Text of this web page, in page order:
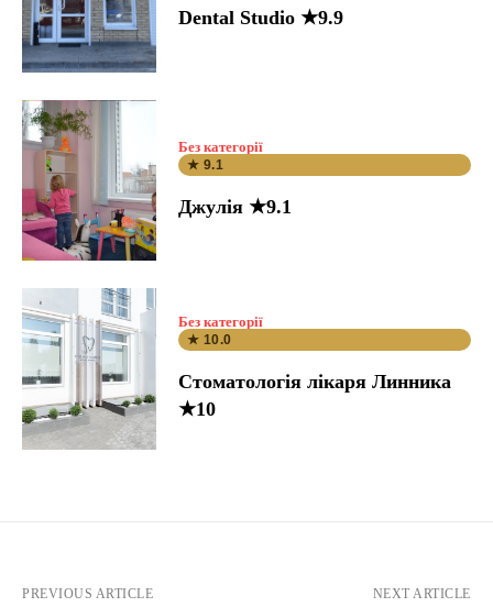
Dental Studio ★9.9
Без категорії
★ 9.1
Джулія ★9.1
Без категорії
★ 10.0
Стоматологія лікаря Линника
★10
PREVIOUS ARTICLE NEXT ARTICLE